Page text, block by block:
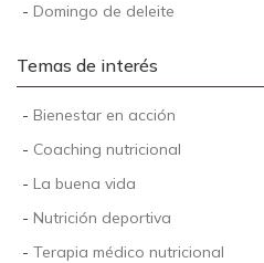
- Domingo de deleite
Temas de interés
- Bienestar en acción
- Coaching nutricional
- La buena vida
- Nutrición deportiva
- Terapia médico nutricional